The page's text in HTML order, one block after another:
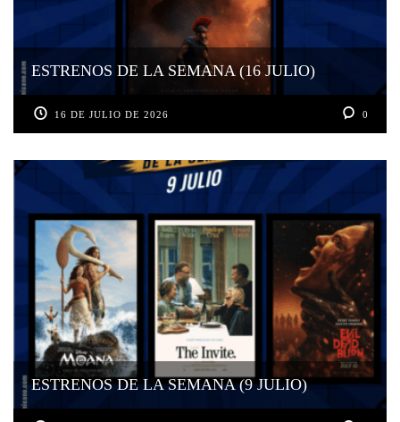
ESTRENOS DE LA SEMANA (16 JULIO)
16 DE JULIO DE 2026 0
ESTRENOS DE LA SEMANA (9 JULIO)